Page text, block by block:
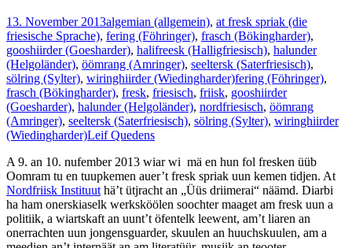
13. November 2013algemian (allgemein), at fresk spriak (die
friesische Sprache), fering (Föhringer), frasch (Bökingharder),
gooshiirder (Goesharder), halifreesk (Halligfriesisch), halunder
(Helgoländer), öömrang (Amringer), seeltersk (Saterfriesisch),
sölring (Sylter), wiringhiirder (Wiedingharder)fering (Föhringer),
frasch (Bökingharder), fresk, friesisch, friisk, gooshiirder
(Goesharder), halunder (Helgoländer), nordfriesisch, öömrang
(Amringer), seeltersk (Saterfriesisch), sölring (Sylter), wiringhiirder
(Wiedingharder)Leif Quedens
A 9. an 10. nufember 2013 wiar wi mä en hun fol fresken üüb
Oomram tu en tuupkemen auer’t fresk spriak uun kemen tidjen. At
Nordfriisk Instituut hä’t ütjracht an „Üüs driimerai“ näämd. Diarbi
ha ham onerskiaselk werksköölen soochter maaget am fresk uun a
politiik, a wiartskaft an uunt’t öfentelk leewent, am’t liaren an
onerrachten uun jongensguarder, skuulen an huuchskuulen, am a